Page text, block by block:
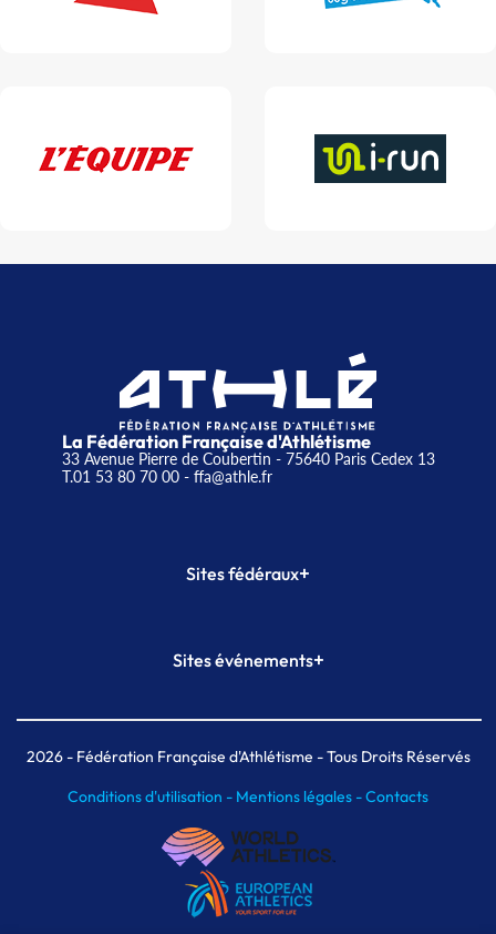
La Fédération Française d'Athlétisme
33 Avenue Pierre de Coubertin - 75640 Paris Cedex 13
T.01 53 80 70 00- ffa@athle.fr
Sites fédéraux+
Plateforme Formation
Sites événements+
Meeting de Paris indoor
MAIF Ekiden de Paris
2026- Fédération Française d'Athlétisme - Tous Droits Réservés
Conditions d'utilisation - Mentions légales -Contacts